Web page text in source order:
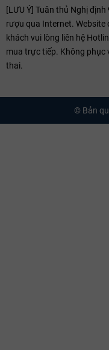
[LƯU Ý] Tuân thủ Nghị
rượu qua Internet. Website
khách vui lòng liên hệ
mua trực tiếp. Không phục
thai.
© Bản